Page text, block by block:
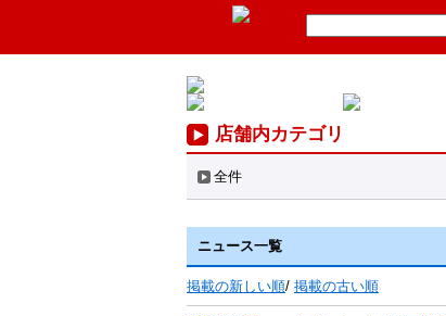
店舗内カテゴリ
全件
ニュース一覧
掲載の新しい順/ 掲載の古い順